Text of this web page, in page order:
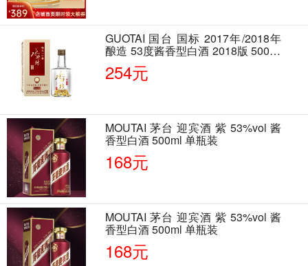
GUOTAI 国台 国标 2017年/2018年
酿造 53度酱香型白酒 2018版 500ml
单瓶装
254元
MOUTAI 茅台 迎宾酒 紫 53%vol 酱
香型白酒 500ml 单瓶装
168元
MOUTAI 茅台 迎宾酒 紫 53%vol 酱
香型白酒 500ml 单瓶装
168元